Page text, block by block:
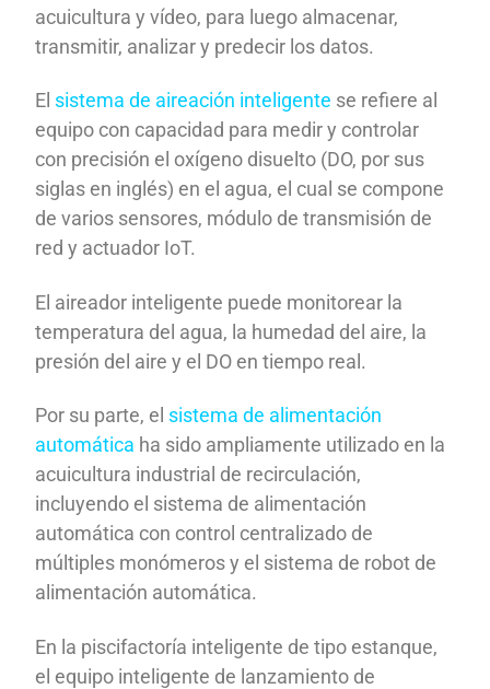
acuicultura y vídeo, para luego almacenar,
transmitir, analizar y predecir los datos.
El sistema de aireación inteligente se refiere al
equipo con capacidad para medir y controlar
con precisión el oxígeno disuelto (DO, por sus
siglas en inglés) en el agua, el cual se compone
de varios sensores, módulo de transmisión de
red y actuador IoT.
El aireador inteligente puede monitorear la
temperatura del agua, la humedad del aire, la
presión del aire y el DO en tiempo real.
Por su parte, el sistema de alimentación
automática ha sido ampliamente utilizado en la
acuicultura industrial de recirculación,
incluyendo el sistema de alimentación
automática con control centralizado de
múltiples monómeros y el sistema de robot de
alimentación automática.
En la piscifactoría inteligente de tipo estanque,
el equipo inteligente de lanzamiento de